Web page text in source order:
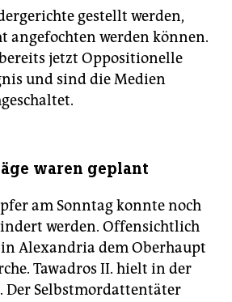
gestellt werden,
angefochten werden können.
jetzt Oppositionelle
und sind die Medien
waren geplant
am Sonntag konnte noch
werden. Offensichtlich
Alexandria dem Oberhaupt
Tawadros II. hielt in der
Der Selbstmordattentäter